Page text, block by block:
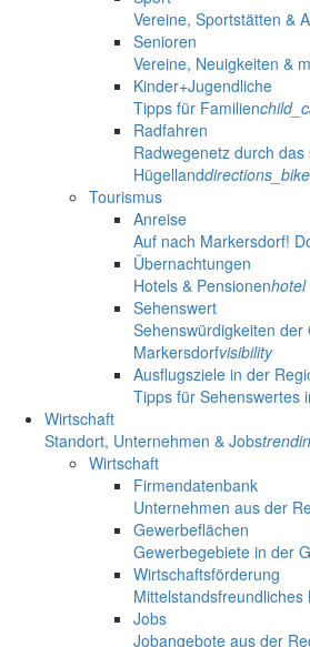
Vereine, Sportstätten &
Senioren
Vereine, Neuigkeiten &
Kinder+Jugendliche
Tipps für Familien
Radfahren
Radwegenetz durch das
Hügellanddirections_bike
Tourismus
Anreise
Auf nach Markersdorf!
Übernachtungen
Hotels & Pensionenhotel
Sehenswert
Sehenswürdigkeiten der
Markersdorfvisibility
Ausflugsziele in der
Tipps für Sehenswertes
Wirtschaft
Standort, Unternehmen & Jobs
Wirtschaft
Firmendatenbank
Unternehmen aus der
Gewerbeflächen
Gewerbegebiete in der
Wirtschaftsförderung
Mittelstandsfreundliches
Jobs
Jobangebote aus der